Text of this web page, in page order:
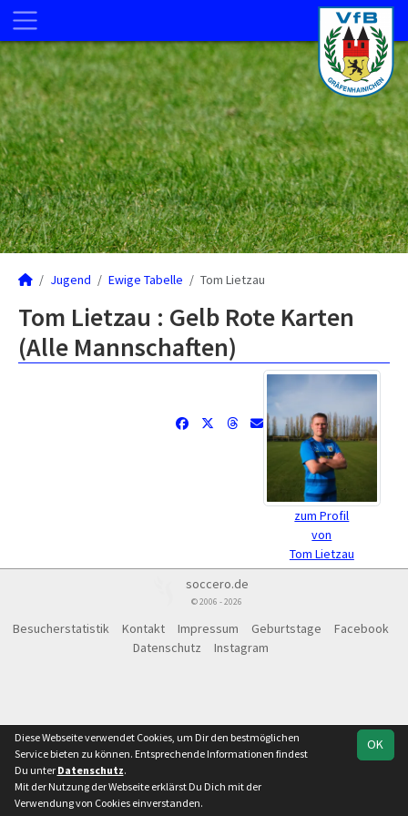
Jugend Ewige Tabelle Tom Lietzau
Tom Lietzau : Gelb Rote Karten
(Alle Mannschaften)
zum Profil
von
Tom Lietzau
soccero.de
© 2006 - 2026
Besucherstatistik Kontakt Impressum Geburtstage
Facebook
Datenschutz
Instagram
OK
Diese Webseite verwendet Cookies, um Dir den bestmöglichen
Service bieten zu können. Entsprechende Informationen findest
Du unter Datenschutz.
Mit der Nutzung der Webseite erklärst Du Dich mit der
Verwendung von Cookies einverstanden.